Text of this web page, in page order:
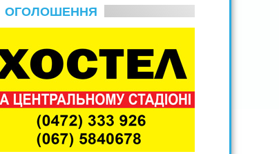
ОГОЛОШЕННЯ